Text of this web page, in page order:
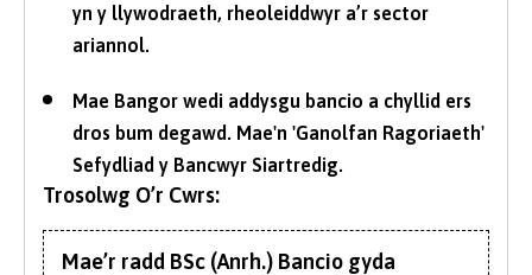
yn y llywodraeth, rheoleiddwyr a’r sector
ariannol.
Mae Bangor wedi addysgu bancio a chyllid ers
dros bum degawd. Mae'n 'Ganolfan Ragoriaeth'
Sefydliad y Bancwyr Siartredig.
Trosolwg O’r Cwrs:
Mae’r radd BSc (Anrh.) Bancio gyda